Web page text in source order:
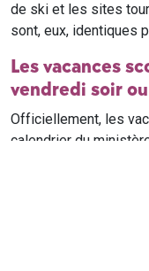
de ski et les sites
sont, eux, identiques
Les vacances
vendredi soir
Officiellement, les
calendrier du